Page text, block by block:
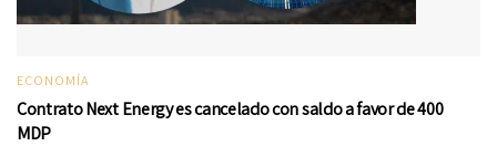
ECONOMÍA
Contrato Next Energy es cancelado con saldo a favor de 400
MDP